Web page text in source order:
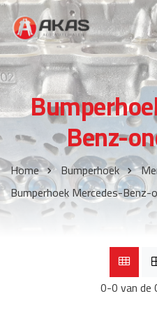
Benz-
Home Bumperhoek
Bumperhoek Mercedes-Benz-
0-0 van de